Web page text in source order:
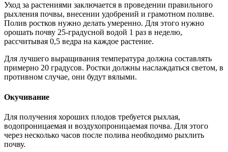
Уход за растениями заключается в проведении правильного
рыхления почвы, внесении удобрений и грамотном поливе.
Полив ростков нужно делать умеренно. Для этого нужно
орошать почву 25-градусной водой 1 раз в неделю,
рассчитывая 0,5 ведра на каждое растение.
Для лучшего выращивания температура должна составлять
примерно 20 градусов. Ростки должны наслаждаться светом, в
противном случае, они будут вялыми.
Окучивание
Для получения хороших плодов требуется рыхлая,
водопроницаемая и воздухопроницаемая почва. Для этого
через несколько часов после полива необходимо рыхлить
почву.